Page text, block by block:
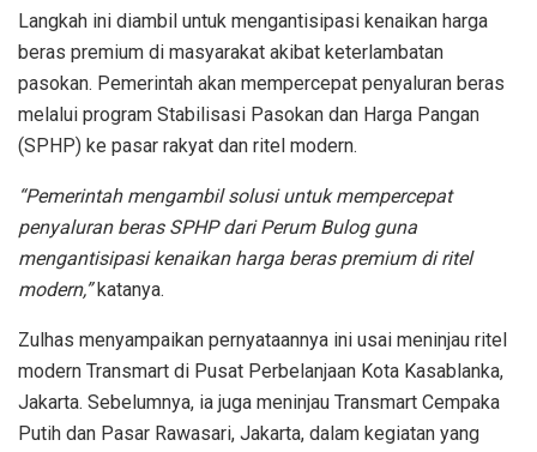
Langkah ini diambil untuk mengantisipasi kenaikan harga
beras premium di masyarakat akibat keterlambatan
pasokan. Pemerintah akan mempercepat penyaluran beras
melalui program Stabilisasi Pasokan dan Harga Pangan
(SPHP) ke pasar rakyat dan ritel modern.
“Pemerintah mengambil solusi untuk mempercepat
penyaluran beras SPHP dari Perum Bulog guna
mengantisipasi kenaikan harga beras premium di ritel
modern,”katanya.
Zulhas menyampaikan pernyataannya ini usai meninjau ritel
modern Transmart di Pusat Perbelanjaan Kota Kasablanka,
Jakarta. Sebelumnya, ia juga meninjau Transmart Cempaka
Putih dan Pasar Rawasari, Jakarta, dalam kegiatan yang